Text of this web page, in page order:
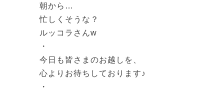
朝から…
忙しくそうな？
ルッコラさんw
・
今日も皆さまのお越しを、
心よりお待ちしております♪
・